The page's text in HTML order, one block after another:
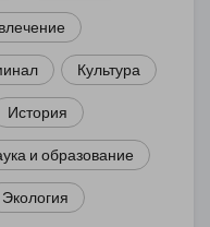
Культура
История
и образование
Экология